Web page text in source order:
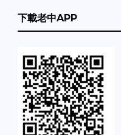
下載老中APP